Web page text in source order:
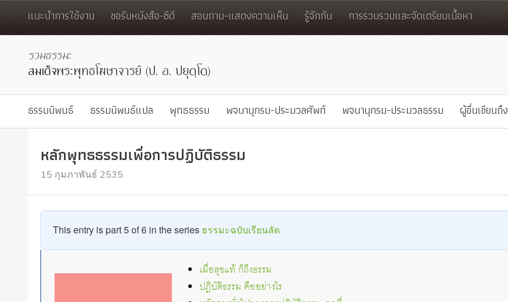
แนะนำการใช้งาน ขอรับหนังสือ-ซีดี สอบถาม-แสดงความเห็น รู้จักกัน การรวบรวมและจัดเตรียมเนื้อหา
ธรรมนิพนธ์ ธรรมนิพนธ์แปล พุทธธรรม พจนานุกรม-ประมวลศัพท์ พจนานุกรม-ประมวลธรรม ผู้อื่นเขียนถึง
หลักพุทธธรรมเพื่อการปฏิบัติธรรม
15 กุมภาพันธ์ 2535
This entry is part 5 of 6 in the series ธรรมะฉบับเรียนลัด
เมื่อสุขแท้ ก็ถึงธรรม
ปฏิบัติธรรม คืออย่างไร